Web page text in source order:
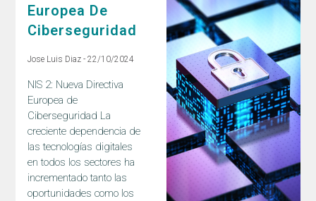
Europea De
Ciberseguridad
Jose Luis Diaz 22/10/2024
NIS 2: Nueva Directiva
Europea de
Ciberseguridad La
creciente dependencia de
las tecnologías digitales
en todos los sectores ha
incrementado tanto las
oportunidades como los